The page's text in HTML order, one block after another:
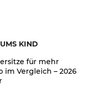
KIND
für mehr
im Vergleich – 2026